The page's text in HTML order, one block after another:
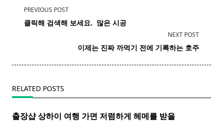
<span
class="nav-
text">Page</span>
PREVIOUS POST
클릭해 검색해 보세요. ​ 많은 시공
NEXT POST
이제는 진짜 까먹기 전에 기록하는 호주
RELATED POSTS
출장샵 상하이 여행 가면 저렴하게 헤메를 받을